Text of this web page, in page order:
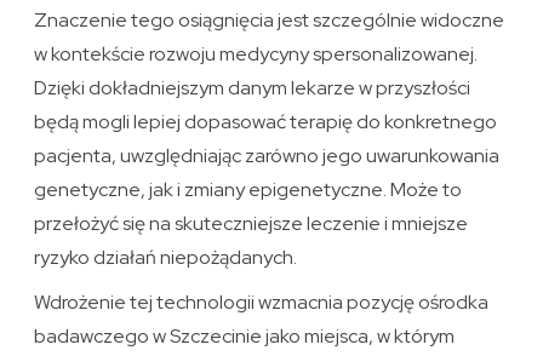
Znaczenie tego osiągnięcia jest szczególnie widoczne
w kontekście rozwoju medycyny spersonalizowanej.
Dzięki dokładniejszym danym lekarze w przyszłości
będą mogli lepiej dopasować terapię do konkretnego
pacjenta, uwzględniając zarówno jego uwarunkowania
genetyczne, jak i zmiany epigenetyczne. Może to
przełożyć się na skuteczniejsze leczenie i mniejsze
ryzyko działań niepożądanych.
Wdrożenie tej technologii wzmacnia pozycję ośrodka
badawczego w Szczecinie jako miejsca, w którym